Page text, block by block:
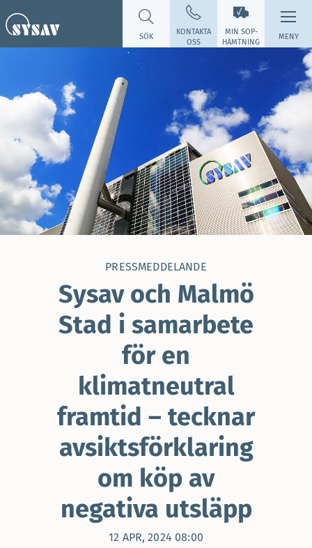
MIN SOP­
HÄMTNING
SÖK
KONTAKTA
OSS
MENY
PRESSMEDDELANDE
Sysav och Malmö
Stad i samarbete
för en
klimatneutral
framtid – tecknar
avsiktsförklaring
om köp av
negativa utsläpp
12 APR, 2024 08:00